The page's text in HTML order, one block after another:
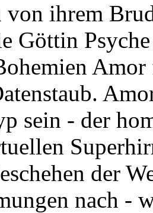
von ihrem
Göttin
sein - der
der
nach -